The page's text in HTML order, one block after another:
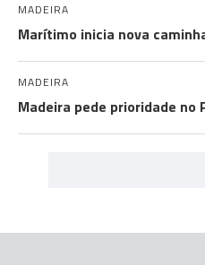
MADEIRA
Marítimo inicia nova
MADEIRA
Madeira pede prioridade no